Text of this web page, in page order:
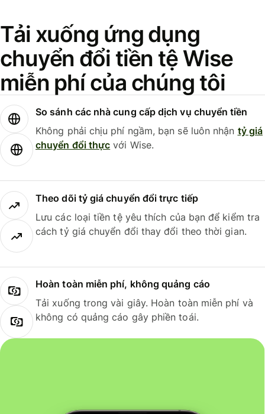
Tải xuống ứng dụng
chuyển đổi tiền tệ Wise
miễn phí của chúng tôi
So sánh các nhà cung cấp dịch vụ chuyển tiền
Không phải chịu phí ngầm, bạn sẽ luôn nhận tỷ giá
chuyển đổi thực với Wise.
Theo dõi tỷ giá chuyển đổi trực tiếp
Lưu các loại tiền tệ yêu thích của bạn để kiểm tra
cách tỷ giá chuyển đổi thay đổi theo thời gian.
Hoàn toàn miễn phí, không quảng cáo
Tải xuống trong vài giây. Hoàn toàn miễn phí và
không có quảng cáo gây phiền toái.